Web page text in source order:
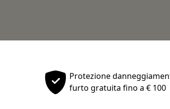
Protezione
furto gratuita fino a € 100